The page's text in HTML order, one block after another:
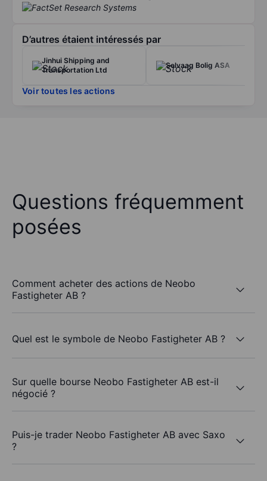
D’autres étaient intéressés par
Jinhui Shipping and
Transportation Ltd
Selvaag Bolig ASA
Voir toutes les actions
Questions fréquemment
posées
Comment acheter des actions de Neobo
Fastigheter AB ?
Quel est le symbole de Neobo Fastigheter AB ?
Sur quelle bourse Neobo Fastigheter AB est-il
négocié ?
Puis-je trader Neobo Fastigheter AB avec Saxo
?